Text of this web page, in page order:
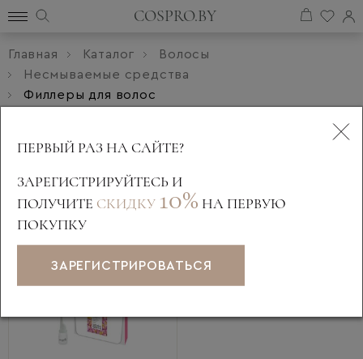
COSPRO.BY
Главная Каталог
Волосы
Несмываемые средства
Филлеры для волос
ФИЛЛЕРЫ ДЛЯ ВОЛОС
Фильтры
ПЕРВЫЙ РАЗ НА САЙТЕ?
ЗАРЕГИСТРИРУЙТЕСЬ И
ПОЛУЧИТЕ СКИДКУ 10% НА ПЕРВУЮ
ПОКУПКУ
ЗАРЕГИСТРИРОВАТЬСЯ